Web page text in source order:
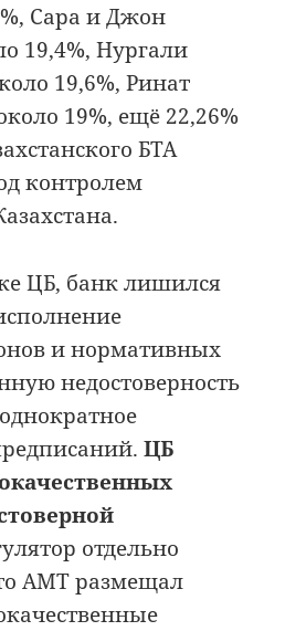
Сара и Джон
19,4%, Нургали
19,6%, Ринат
19%, ещё 22,26%
БТА
контролем
ЦБ, банк лишился
и нормативных
недостоверность
ЦБ
отдельно
АМТ размещал